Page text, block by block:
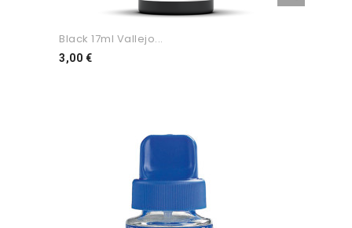
Black 17ml Vallejo...
3,00 €Preço